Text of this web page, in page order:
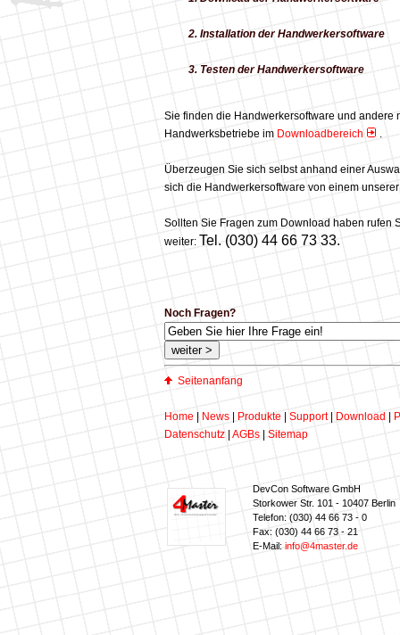
Installation der Handwerkersoftware
Testen der Handwerkersoftware
Sie finden die Handwerkersoftware und andere
Handwerksbetriebe im Downloadbereich .
Überzeugen Sie sich selbst anhand einer
sich die Handwerkersoftware von einem
Sollten Sie Fragen zum Download haben rufen
weiter: Tel. (030) 44 66 73 33.
Noch Fragen?
Seitenanfang
Home News Produkte Support| Download
Datenschutz AGBs Sitemap
DevCon Software GmbH
Storkower Str. 101 - 10407 Berlin
Telefon: (030) 44 66 73 - 0
Fax: (030) 44 66 73 - 21
E-Mail: info@4master.de